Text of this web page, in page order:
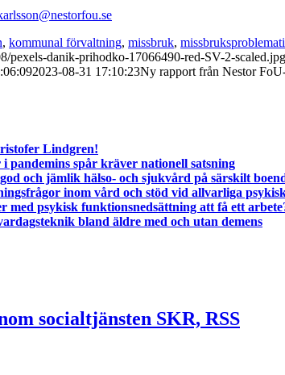
, kommunal förvaltning, missbruk,
pexels-danik-prihodko-17066490-red-SV-2-scaled.jpg
2023-08-31 17:10:23Ny rapport från Nestor
Lindgren!
pandemins spår kräver nationell satsning
och jämlik hälso- och sjukvård på särskilt
inom vård och stöd vid allvarliga
med psykisk funktionsnedsättning att få ett
bland äldre med och utan demens
socialtjänsten SKR, RSS